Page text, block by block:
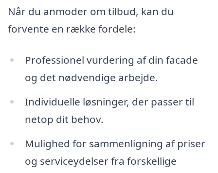
Når du anmoder om tilbud, kan du
forvente en række fordele:
Professionel vurdering af din facade
og det nødvendige arbejde.
Individuelle løsninger, der passer til
netop dit behov.
Mulighed for sammenligning af priser
og serviceydelser fra forskellige